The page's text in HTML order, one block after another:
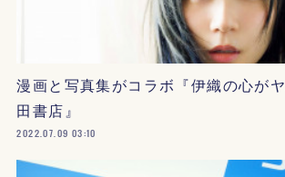
漫画と写真集がコラボ『伊織の心が
田書店』
2022.07.09 03:10